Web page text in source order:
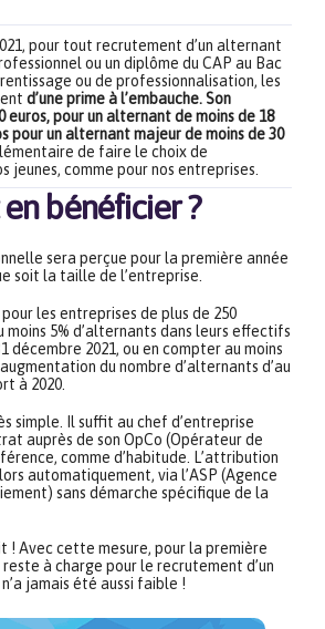
pour tout recrutement d’un alternant
ou un diplôme du CAP au Bac
ou de professionnalisation, les
d’une prime à l’embauche. Son
euros, pour un alternant de moins de 18
pour un alternant majeur de moins de 30
de faire le choix de
jeunes, comme pour nos entreprises.
bénéficier ?
sera perçue pour la première année
soit la taille de l’entreprise.
les entreprises de plus de 250
moins 5% d’alternants dans leurs effectifs
décembre 2021, ou en compter au moins
du nombre d’alternants d’au
à 2020.
simple. Il suffit au chef d’entreprise
auprès de son OpCo (Opérateur de
comme d’habitude. L’attribution
automatiquement, via l’ASP (Agence
sans démarche spécifique de la
! Avec cette mesure, pour la première
à charge pour le recrutement d’un
jamais été aussi faible !